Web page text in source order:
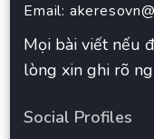
Email:
Mọi bài viết nếu
lòng xin ghi rõ
Social Profiles